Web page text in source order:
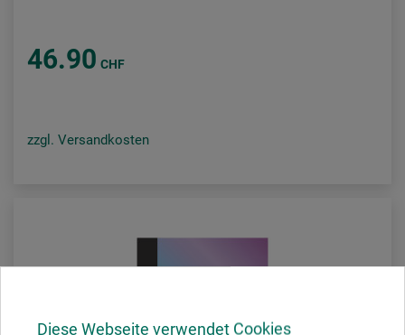
Diese Webseite verwendet Cookies
46.90 CHF
zzgl. Versandkosten